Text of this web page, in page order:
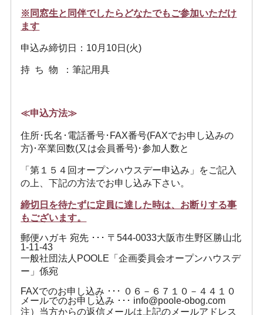
※同窓生と同伴でしたらどなたでもご参加いただけ
ます
申込み締切日：10月10日(火)
持 ち 物 ：筆記用具
≪申込方法≫
住所･氏名･電話番号･FAX番号(FAXでお申し込みの
方)･卒業回数(又は会員番号)･参加人数と
「第１５４回オープンハウスデー申込み」をご記入
の上、下記の方法でお申し込み下さい。
締切日を待たずに定員に達した時は、お断りする事
もございます。
郵便ハガキ 宛先 ･･･ 〒544-0033大阪市生野区勝山北
1-11-43
一般社団法人POOLE「企画委員会オープンハウスデ
ー」係宛
FAXでのお申し込み ･･･ ０６－６７１０－４４１０
メールでのお申し込み ･･･ info@poole-obog.com
注）当方からの返信メールは上記のメールアドレス